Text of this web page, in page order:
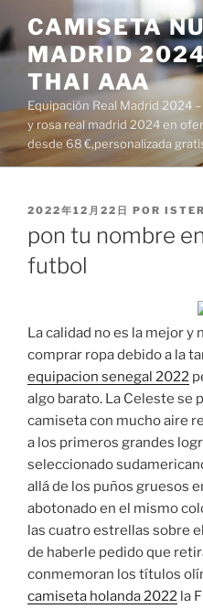
al
contenido
CAMISETA
MADRID
THAI AAA
Equipación Real Madrid 2024
y rosa real madrid 2024 en
desde 68 €,personalizada
PUBLICADO
2022年12月22日 POR
pon tu nombre
futbol
La calidad no es la mejor y
comprar ropa debido a la
equipacion senegal 2022
algo barato. La Celeste se
camiseta con mucho aire
a los primeros grandes
seleccionado
allá de los puños gruesos
abotonado en el mismo
las cuatro estrellas sobre
de haberle pedido que
conmemoran los títulos
camiseta holanda 2022 la